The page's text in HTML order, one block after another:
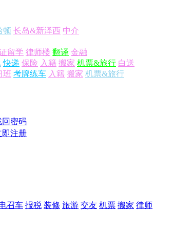
顿 长岛&新泽西 中介
留学 律师楼 翻译 金融
快递 保险 入籍 搬家 机票&旅行 白送
班 考牌练车 入籍 搬家 机票&旅行
回密码
即注册
召车 报税 装修 旅游 交友 机票 搬家 律师